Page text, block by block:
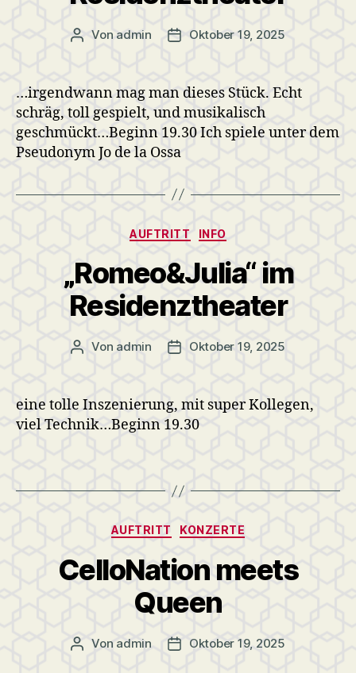
Beitragsautor
Von admin Veröffentlichungsdatum
Oktober 19, 2025
…irgendwann mag man dieses Stück. Echt
schräg, toll gespielt, und musikalisch
geschmückt…Beginn 19.30 Ich spiele unter dem
Pseudonym Jo de la Ossa
Kategorien
AUFTRITT INFO
„Romeo&Julia“ im
Residenztheater
Beitragsautor
Von admin Veröffentlichungsdatum
Oktober 19, 2025
eine tolle Inszenierung, mit super Kollegen,
viel Technik…Beginn 19.30
Kategorien
AUFTRITT KONZERTE
CelloNation meets
Queen
Beitragsautor
Von admin Veröffentlichungsdatum
Oktober 19, 2025